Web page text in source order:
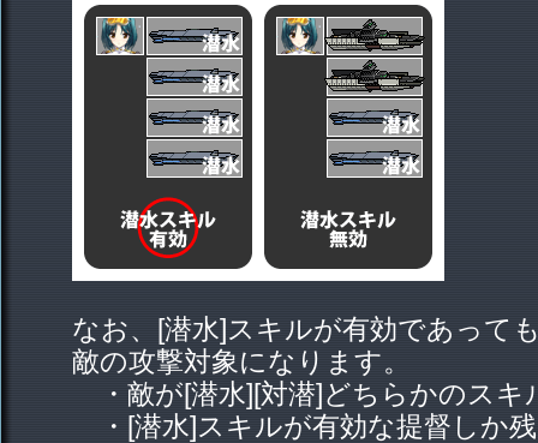
なお、[潜水]スキルが有効であって
敵の攻撃対象になります。
・敵が[潜水][対潜]どちらかのスキ
・[潜水]スキルが有効な提督しか